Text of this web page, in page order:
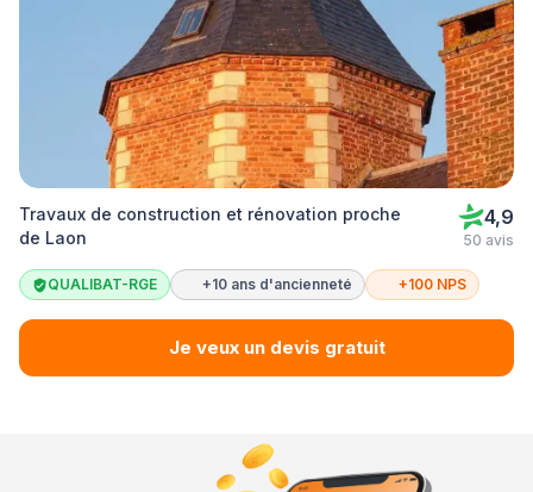
Travaux de construction et rénovation proche
de Laon
4,9
50 avis
QUALIBAT-RGE +10 ans d'ancienneté +100 NPS
Je veux un devis gratuit